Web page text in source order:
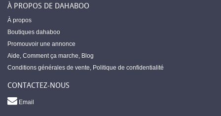
À PROPOS DE DAHABOO
À propos
Boutiques dahaboo
Promouvoir une annonce
Aide, Comment ça marche, Blog
Conditions générales de vente, Politique de confidentialité
CONTACTEZ-NOUS
Email